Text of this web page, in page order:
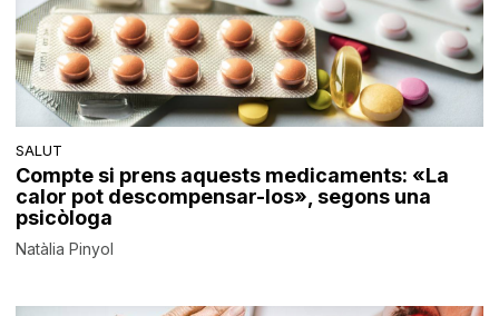
SALUT
Compte si prens aquests medicaments: «La
calor pot descompensar-los», segons una
psicòloga
Natàlia Pinyol